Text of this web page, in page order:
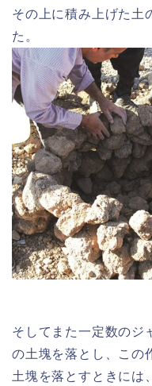
その上に積み上げた土
た。
そしてまた一定数のジ
の土塊を落とし、この
土塊を落とすときには